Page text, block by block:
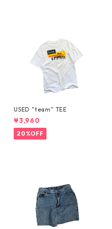
USED "team" TEE
¥3,960
20%OFF